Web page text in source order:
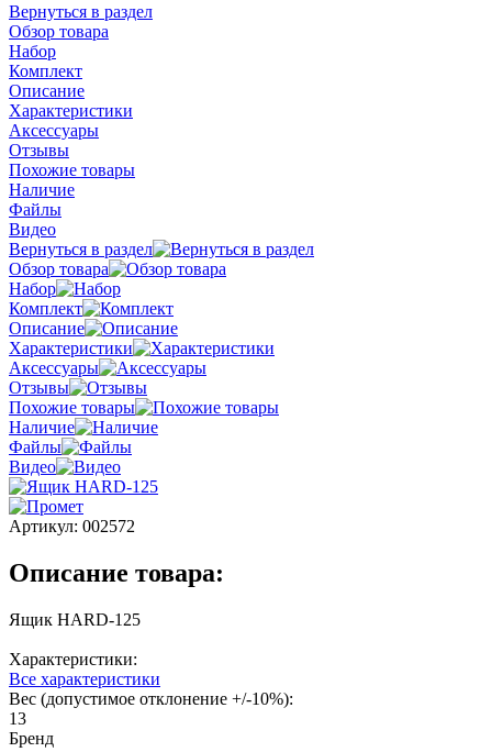
Вернуться в раздел
Обзор товара
Набор
Комплект
Описание
Характеристики
Аксессуары
Отзывы
Похожие товары
Наличие
Файлы
Видео
Вернуться в раздел
Обзор товара
Набор
Комплект
Описание
Характеристики
Аксессуары
Отзывы
Похожие товары
Наличие
Файлы
Видео
Артикул: 002572
Описание товара:
Ящик HARD-125
Характеристики:
Все характеристики
Вес (допустимое отклонение +/-10%):
13
Бренд